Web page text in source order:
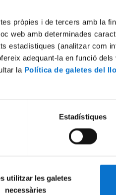
pròpies i de tercers amb la
web amb determinades
estadístiques (analitzar com
adequant-la en funció
la Política de galetes del
Estadístiques
utilitzar les galetes
necessàries
14 Febrero, 2025
Grup de Recerca en
POCIO